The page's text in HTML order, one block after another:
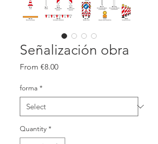
Señalización obra
From €8.00Sale
forma *
Quantity *